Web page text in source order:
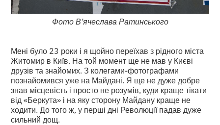
Фото В’ячеслава Ратинського
Мені було 23 роки і я щойно переїхав з рідного міста
Житомир в Київ. На той момент ще не мав у Києві
друзів та знайомих. З колегами-фотографами
познайомився уже на Майдані. Я ще не дуже добре
знав місцевість і просто не розумів, куди краще тікати
від «Беркута» і на яку сторону Майдану краще не
ходити. До того ж, у перші дні Революції падав дуже
сильний дощ.